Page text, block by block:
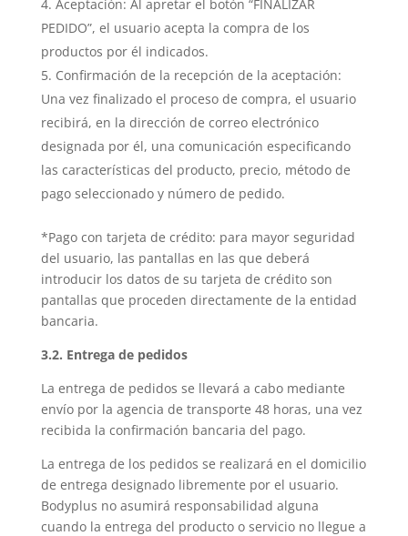
Aceptación: Al apretar el botón “FINALIZAR
PEDIDO”, el usuario acepta la compra de los
productos por él indicados.
Confirmación de la recepción de la aceptación:
Una vez finalizado el proceso de compra, el usuario
recibirá, en la dirección de correo electrónico
designada por él, una comunicación especificando
las características del producto, precio, método de
pago seleccionado y número de pedido.
*Pago con tarjeta de crédito: para mayor seguridad
del usuario, las pantallas en las que deberá
introducir los datos de su tarjeta de crédito son
pantallas que proceden directamente de la entidad
bancaria.
3.2. Entrega de pedidos
La entrega de pedidos se llevará a cabo mediante
envío por la agencia de transporte 48 horas, una vez
recibida la confirmación bancaria del pago.
La entrega de los pedidos se realizará en el domicilio
de entrega designado libremente por el usuario.
Bodyplus no asumirá responsabilidad alguna
cuando la entrega del producto o servicio no llegue a